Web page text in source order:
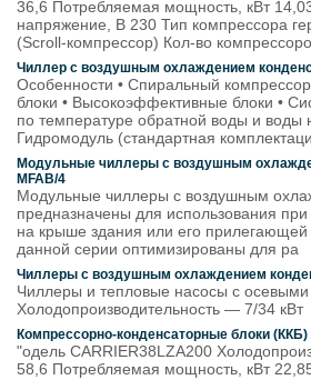
36,6 Потребляемая мощность, кВт
напряжение, В 230 Тип компрессора
(Scroll-компрессор) Кол-во
Чиллер с воздушным охлаждением
Особенности • Спиральный
блоки • Высокоэффективные блоки •
по температуре обратной воды и воды
Гидромодуль (стандартная
Модульные чиллеры с воздушным
MFAB/4
Модульные чиллеры с воздушным
предназначены для использования при
на крыше здания или его
данной серии оптимизированы для ра
Чиллеры с воздушным охлаждением
Чиллеры и тепловые насосы с осевыми
Холодопроизводительность — 7/34 кВт
Компрессорно-конденсаторные блоки
"одель CARRIER38LZA200
58,6 Потребляемая мощность, кВт